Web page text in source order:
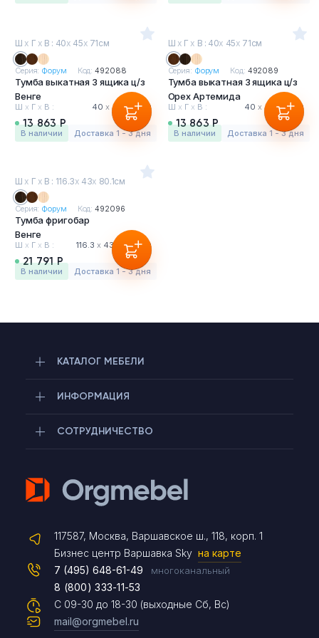
Ш х Г х В : 40х 45х 71см
Серия: Форум Код:492088
Тумба выкатная 3 ящика ц/з
Венге
Ш х Г х В : 40 х45х71 см
13 863 Р
в наличии Доставка 1 - 3 дня
Ш х Г х В : 40х 45х 71см
Серия: Форум Код: 492089
Тумба выкатная 3 ящика ц/з
Орех Артемида
Ш х Г х В : 40 х 45х71 см
13 863 Р
в наличии Доставка 1 - 3 дня
Ш х Г х В : 116.3х 43х 80.1см
Серия: Форум Код:492096
Тумба фригобар
Венге
Ш х Г х В : 116.3 х43 80.1 см
21 791 Р
в наличии Доставка 1 - 3 дня
КАТАЛОГ МЕБЕЛИ
ИНФОРМАЦИЯ
СОТРУДНИЧЕСТВО
117587, Москва, Варшавское ш., 118, корп. 1
Бизнес центр Варшавка Sky на карте
С 09-30 до 18-30 (выходные Сб, Вс)
7 (495) 648-61-49 многоканальный
8 (800) 333-11-53
mail@orgmebel.ru
Telegram
Max
Чат на сайте